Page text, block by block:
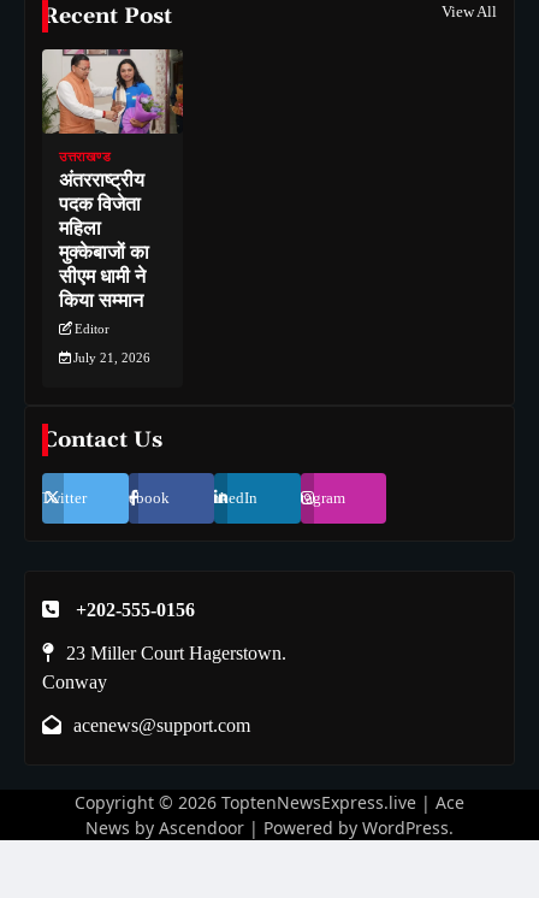
Recent Post View All
उत्तराखण्ड
अंतरराष्ट्रीय
पदक विजेता
महिला
मुक्केबाजों का
सीएम धामी ने
किया सम्मान
Editor
July 21, 2026
Contact Us
Twitter Facebook LinkedIn Instagram
+202-555-0156
23 Miller Court Hagerstown.
Conway
acenews@support.com
Copyright © 2026 ToptenNewsExpress.live | Ace
News by Ascendoor | Powered by WordPress.